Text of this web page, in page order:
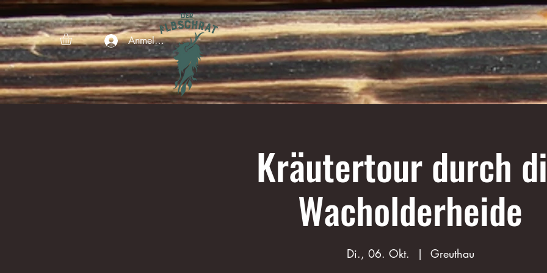
Anmelden
Kräutertour durch
Wacholderheide
Di., 06. Okt.
  |
Greuthau